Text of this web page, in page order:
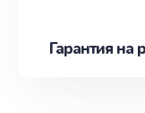
Гарантия на